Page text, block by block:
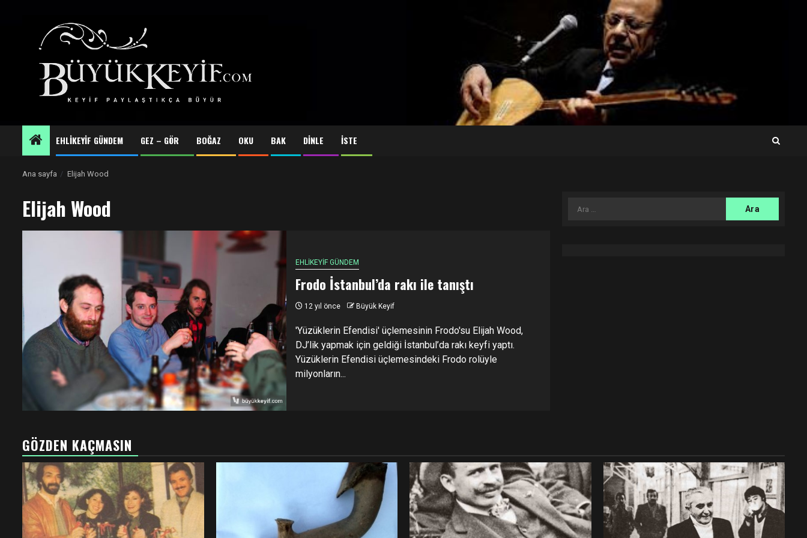
EHLİKEYİF GÜNDEM GEZ – GÖR BOĞAZ OKU BAK DİNLE İSTE
Ana sayfa Elijah Wood
Elijah Wood
EHLİKEYİF GÜNDEM
Frodo İstanbul’da rakı ile tanıştı
12 yıl önce Büyük Keyif
'Yüzüklerin Efendisi' üçlemesinin Frodo'su Elijah Wood,
DJ’lik yapmak için geldiği İstanbul’da rakı keyfi yaptı.
Yüzüklerin Efendisi üçlemesindeki Frodo rolüyle
milyonların...
Arama:
GÖZDEN KAÇMASIN